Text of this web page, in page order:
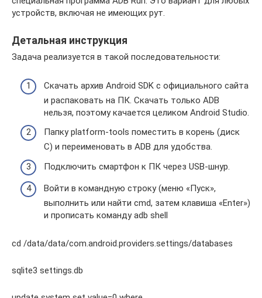
устройств, включая не имеющих рут.
Детальная инструкция
Задача реализуется в такой последовательности:
Скачать архив Android SDK с официального сайта
и распаковать на ПК. Скачать только ADB
нельзя, поэтому качается целиком Android Studio.
Папку platform-tools поместить в корень (диск
С) и переименовать в ADB для удобства.
Подключить смартфон к ПК через USB-шнур.
Войти в командную строку (меню «Пуск»,
выполнить или найти cmd, затем клавиша «Enter»)
и прописать команду adb shell
cd /data/data/com.android.providers.settings/databases
sqlite3 settings.db